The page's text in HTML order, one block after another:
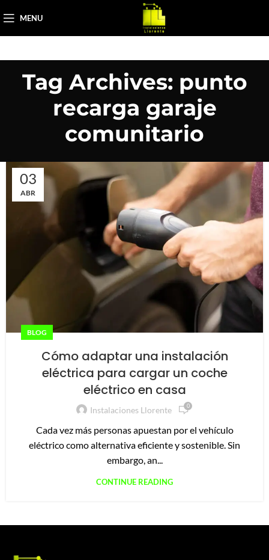
MENU
Tag Archives: punto
recarga garaje
comunitario
03
ABR
BLOG
Cómo adaptar una instalación
eléctrica para cargar un coche
eléctrico en casa
Instalaciones Llorente 0
Cada vez más personas apuestan por el vehículo
eléctrico como alternativa eficiente y sostenible. Sin
embargo, an...
CONTINUE READING